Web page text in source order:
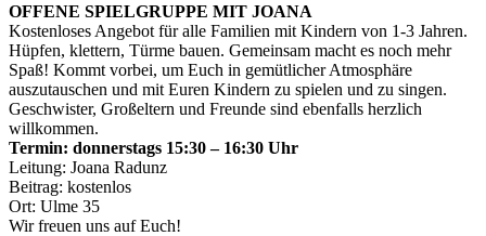
OFFENE SPIELGRUPPE MIT JOANA
Kostenloses Angebot für alle Familien mit Kindern von 1-3 Jahren.
Hüpfen, klettern, Türme bauen. Gemeinsam macht es noch mehr
Spaß! Kommt vorbei, um Euch in gemütlicher Atmosphäre
auszutauschen und mit Euren Kindern zu spielen und zu singen.
Geschwister, Großeltern und Freunde sind ebenfalls herzlich
willkommen.
Termin: donnerstags 15:30 – 16:30 Uhr
Leitung: Joana Radunz
Beitrag: kostenlos
Ort: Ulme 35
Wir freuen uns auf Euch!